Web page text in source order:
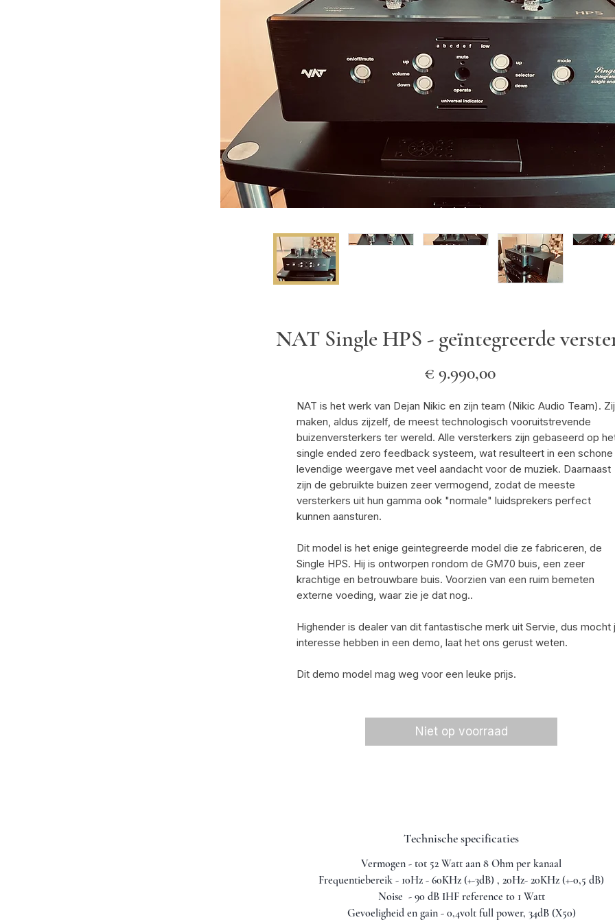
NAT Single HPS - geïntegreerde
€ 9.990,00Prijs
NAT is het werk van Dejan Nikic en zijn team (Nikic Audio Team). Zij
maken, aldus zijzelf, de meest technologisch vooruitstrevende
buizenversterkers ter wereld. Alle versterkers zijn gebaseerd op
single ended zero feedback systeem, wat resulteert in een schone
levendige weergave met veel aandacht voor de muziek. Daarnaast
zijn de gebruikte buizen zeer vermogend, zodat de meeste
versterkers uit hun gamma ook "normale" luidsprekers perfect
kunnen aansturen.
Dit model is het enige geintegreerde model die ze fabriceren, de
Single HPS. Hij is ontworpen rondom de GM70 buis, een zeer
krachtige en betrouwbare buis. Voorzien van een ruim bemeten
externe voeding, waar zie je dat nog..
Highender is dealer van dit fantastische merk uit Servie, dus mocht
interesse hebben in een demo, laat het ons gerust weten.
Dit demo model mag weg voor een leuke prijs.
Niet op voorraad
Technische specificaties
Vermogen - tot 52 Watt aan 8 Ohm per kanaal
Frequentiebereik - 10Hz - 60KHz (+-3dB) , 20Hz- 20KHz (+-0,5 dB)
Noise - 90 dB IHF reference to 1 Watt
Gevoeligheid en gain - 0,4volt full power, 34dB (X50)